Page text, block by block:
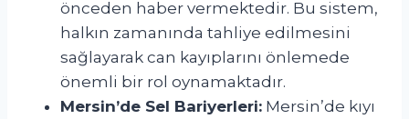
önceden haber vermektedir. Bu sistem,
halkın zamanında tahliye edilmesini
sağlayarak can kayıplarını önlemede
önemli bir rol oynamaktadır.
Mersin’de Sel Bariyerleri: Mersin’de kıyı